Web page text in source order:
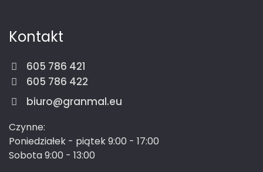
Kontakt
605 786 421
605 786 422
biuro@granmal.eu
Czynne:
Poniedziałek - piątek 9:00 - 17:00
Sobota 9:00 - 13:00